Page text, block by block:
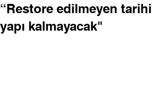
“Restore edilmeyen tarihi
yapı kalmayacak"